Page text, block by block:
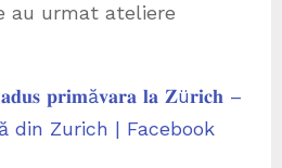
au urmat ateliere
𝐩𝐫𝐢𝐦ă𝐯𝐚𝐫𝐚 𝐥𝐚 𝐙ü𝐫𝐢𝐜𝐡 –
din Zurich | Facebook